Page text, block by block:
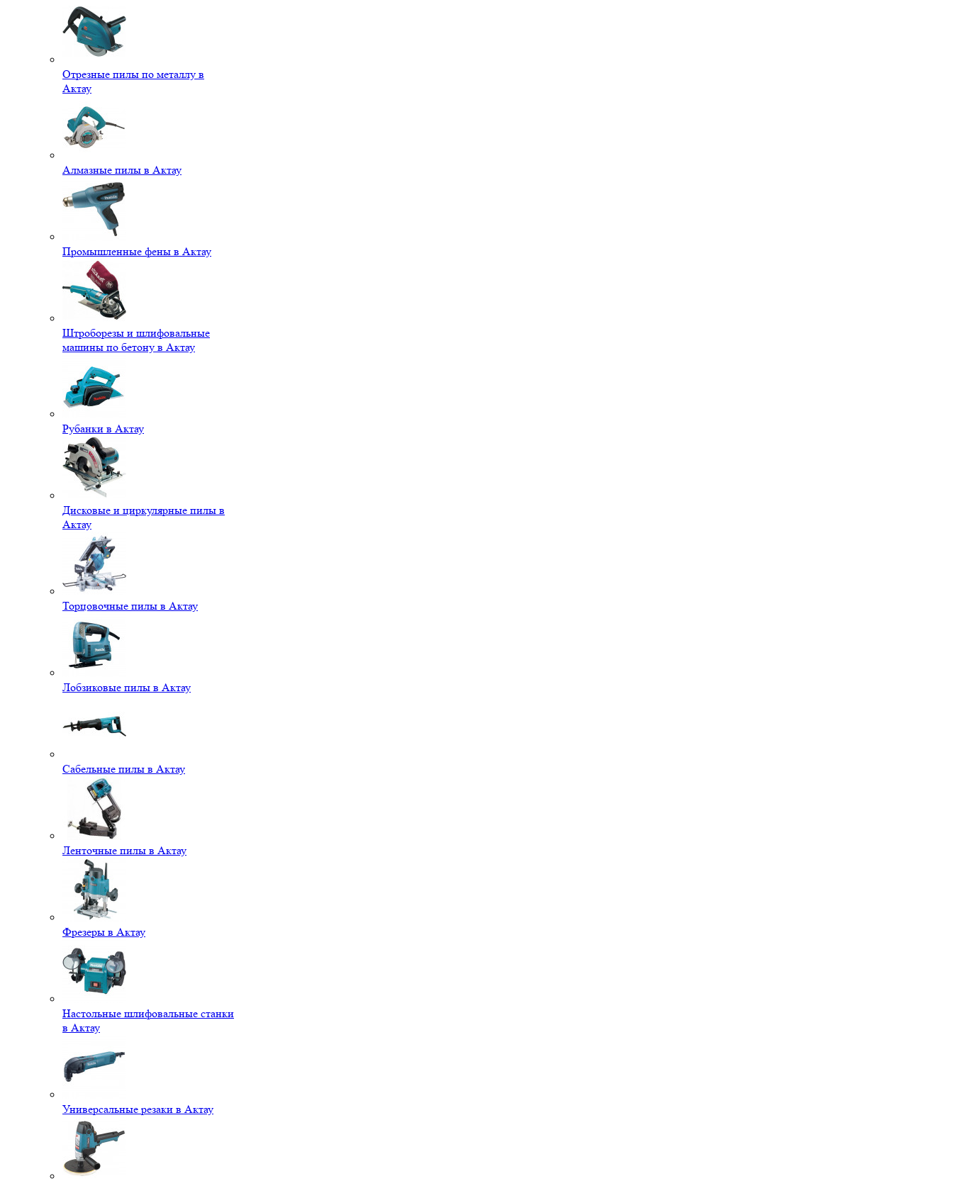
Отрезные пилы по металлу в
Актау
Алмазные пилы в Актау
Промышленные фены в Актау
Штроборезы и шлифовальные
машины по бетону в Актау
Рубанки в Актау
Дисковые и циркулярные пилы в
Актау
Торцовочные пилы в Актау
Лобзиковые пилы в Актау
Сабельные пилы в Актау
Ленточные пилы в Актау
Фрезеры в Актау
Настольные шлифовальные станки
в Актау
Универсальные резаки в Актау